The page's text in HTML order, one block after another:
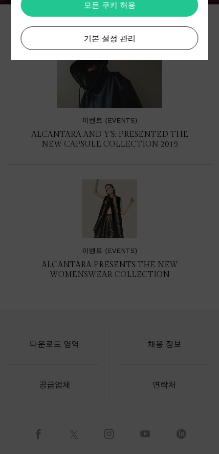
이벤트 (EVENTS)
ALCANTARA AND Y'S: PRESENTED THE
NEW CAPSULE COLLECTION 2019
이벤트 (EVENTS)
ALCANTARA PRESENTS THE NEW
WOMENSWEAR COLLECTION
다운로드 영역 채용 정보
공급업체 연락처
모든 쿠키 허용
기본 설정 관리